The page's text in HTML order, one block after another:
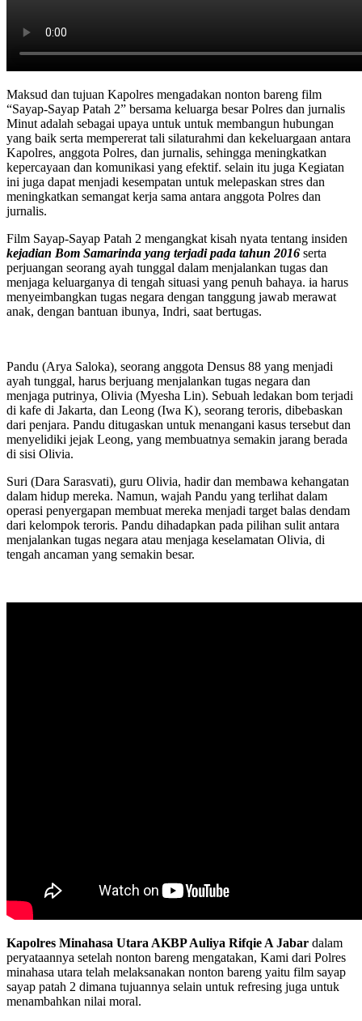
Maksud dan tujuan Kapolres mengadakan nonton bareng film
“Sayap-Sayap Patah 2” bersama keluarga besar Polres dan jurnalis
Minut adalah sebagai upaya untuk untuk membangun hubungan
yang baik serta mempererat tali silaturahmi dan kekeluargaan antara
Kapolres, anggota Polres, dan jurnalis, sehingga meningkatkan
kepercayaan dan komunikasi yang efektif. selain itu juga Kegiatan
ini juga dapat menjadi kesempatan untuk melepaskan stres dan
meningkatkan semangat kerja sama antara anggota Polres dan
jurnalis.
Film Sayap-Sayap Patah 2 mengangkat kisah nyata tentang insiden
kejadian Bom Samarinda yang terjadi pada tahun 2016 serta
perjuangan seorang ayah tunggal dalam menjalankan tugas dan
menjaga keluarganya di tengah situasi yang penuh bahaya. ia harus
menyeimbangkan tugas negara dengan tanggung jawab merawat
anak, dengan bantuan ibunya, Indri, saat bertugas.
Pandu (Arya Saloka), seorang anggota Densus 88 yang menjadi
ayah tunggal, harus berjuang menjalankan tugas negara dan
menjaga putrinya, Olivia (Myesha Lin). Sebuah ledakan bom terjadi
di kafe di Jakarta, dan Leong (Iwa K), seorang teroris, dibebaskan
dari penjara. Pandu ditugaskan untuk menangani kasus tersebut dan
menyelidiki jejak Leong, yang membuatnya semakin jarang berada
di sisi Olivia.
Suri (Dara Sarasvati), guru Olivia, hadir dan membawa kehangatan
dalam hidup mereka. Namun, wajah Pandu yang terlihat dalam
operasi penyergapan membuat mereka menjadi target balas dendam
dari kelompok teroris. Pandu dihadapkan pada pilihan sulit antara
menjalankan tugas negara atau menjaga keselamatan Olivia, di
tengah ancaman yang semakin besar.
Kapolres Minahasa Utara AKBP Auliya Rifqie A Jabar dalam
peryataannya setelah nonton bareng mengatakan, Kami dari Polres
minahasa utara telah melaksanakan nonton bareng yaitu film sayap
sayap patah 2 dimana tujuannya selain untuk refresing juga untuk
menambahkan nilai moral.